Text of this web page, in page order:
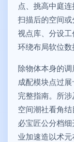
点、挑高中庭
扫描后的空间
视点库、分设
环绕布局软位数
除物体本身的
成配模块点过
完整指南。所
空间潮社看角
必宝匠公分档
业加速造以术